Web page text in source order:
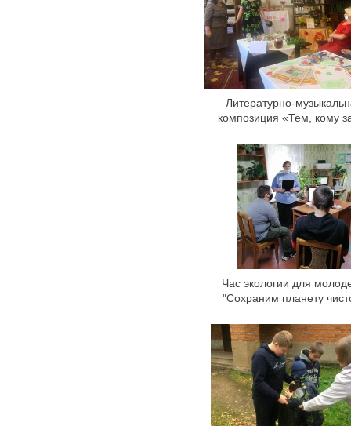
Литературно-
композиция «Тем, кому
Час экологии для
"Сохраним планету